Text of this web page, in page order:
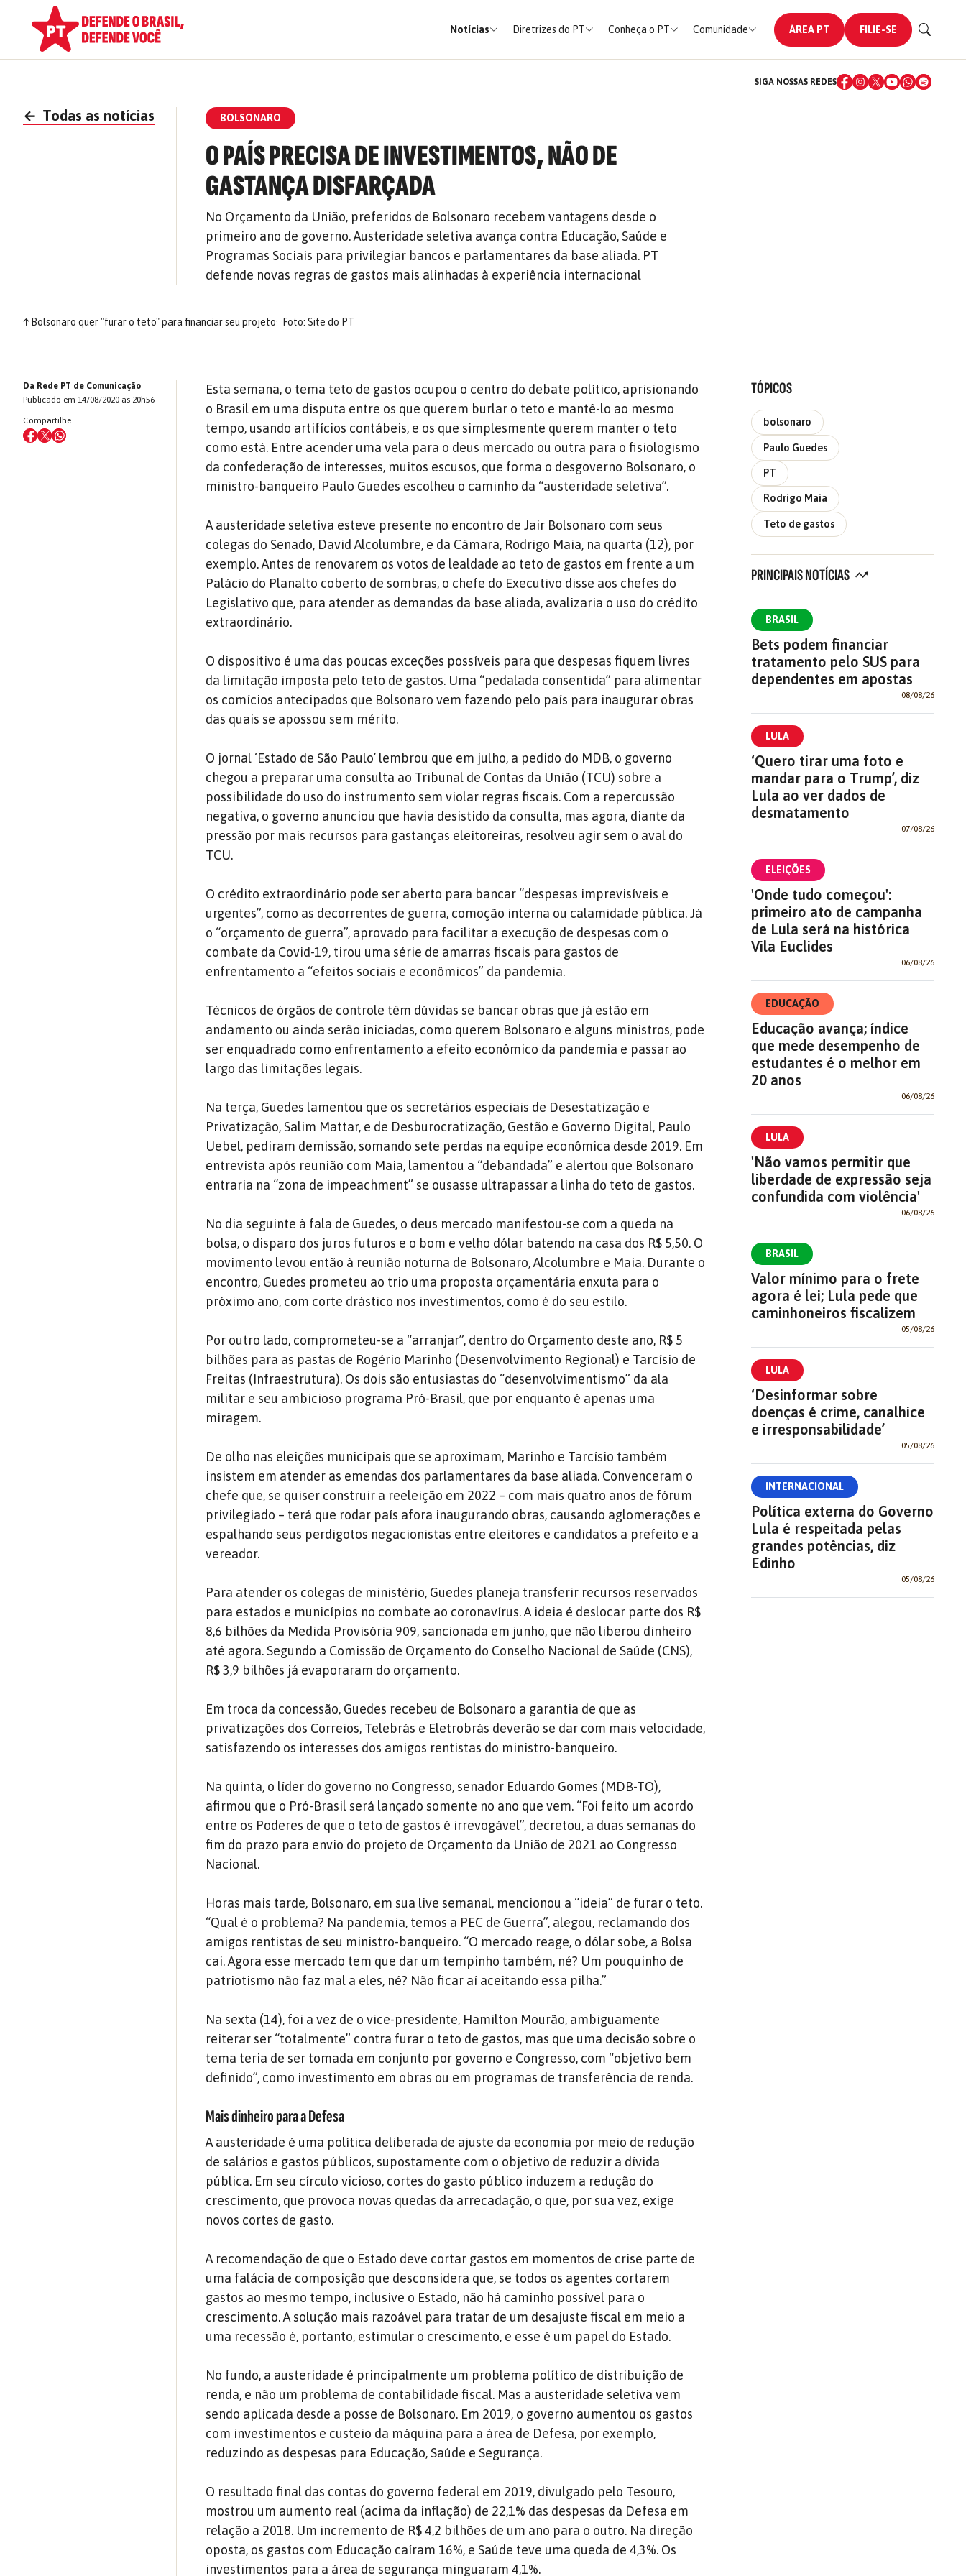
Notícias Diretrizes do PT Conheça o PT Comunidade ÁREA PT FILIE-SE
SIGA NOSSAS REDES
← Todas as notícias BOLSONARO
O PAÍS PRECISA DE INVESTIMENTOS, NÃO DE
GASTANÇA DISFARÇADA
No Orçamento da União, preferidos de Bolsonaro recebem vantagens desde o
primeiro ano de governo. Austeridade seletiva avança contra Educação, Saúde e
Programas Sociais para privilegiar bancos e parlamentares da base aliada. PT
defende novas regras de gastos mais alinhadas à experiência internacional
↑Bolsonaro quer "furar o teto" para financiar seu projeto Foto: Site do PT
Da Rede PT de Comunicação
Publicado em 14/08/2020 às 20h56
Compartilhe
Esta semana, o tema teto de gastos ocupou o centro do debate político, aprisionando
o Brasil em uma disputa entre os que querem burlar o teto e mantê-lo ao mesmo
tempo, usando artifícios contábeis, e os que simplesmente querem manter o teto
como está. Entre acender uma vela para o deus mercado ou outra para o fisiologismo
da confederação de interesses, muitos escusos, que forma o desgoverno Bolsonaro, o
ministro-banqueiro Paulo Guedes escolheu o caminho da “austeridade seletiva”.
A austeridade seletiva esteve presente no encontro de Jair Bolsonaro com seus
colegas do Senado, David Alcolumbre, e da Câmara, Rodrigo Maia, na quarta (12), por
exemplo. Antes de renovarem os votos de lealdade ao teto de gastos em frente a um
Palácio do Planalto coberto de sombras, o chefe do Executivo disse aos chefes do
Legislativo que, para atender as demandas da base aliada, avalizaria o uso do crédito
extraordinário.
O dispositivo é uma das poucas exceções possíveis para que despesas fiquem livres
da limitação imposta pelo teto de gastos. Uma “pedalada consentida” para alimentar
os comícios antecipados que Bolsonaro vem fazendo pelo país para inaugurar obras
das quais se apossou sem mérito.
O jornal ‘Estado de São Paulo’ lembrou que em julho, a pedido do MDB, o governo
chegou a preparar uma consulta ao Tribunal de Contas da União (TCU) sobre a
possibilidade do uso do instrumento sem violar regras fiscais. Com a repercussão
negativa, o governo anunciou que havia desistido da consulta, mas agora, diante da
pressão por mais recursos para gastanças eleitoreiras, resolveu agir sem o aval do
TCU.
O crédito extraordinário pode ser aberto para bancar “despesas imprevisíveis e
urgentes”, como as decorrentes de guerra, comoção interna ou calamidade pública. Já
o “orçamento de guerra”, aprovado para facilitar a execução de despesas com o
combate da Covid-19, tirou uma série de amarras fiscais para gastos de
enfrentamento a “efeitos sociais e econômicos” da pandemia.
Técnicos de órgãos de controle têm dúvidas se bancar obras que já estão em
andamento ou ainda serão iniciadas, como querem Bolsonaro e alguns ministros, pode
ser enquadrado como enfrentamento a efeito econômico da pandemia e passar ao
largo das limitações legais.
Na terça, Guedes lamentou que os secretários especiais de Desestatização e
Privatização, Salim Mattar, e de Desburocratização, Gestão e Governo Digital, Paulo
Uebel, pediram demissão, somando sete perdas na equipe econômica desde 2019. Em
entrevista após reunião com Maia, lamentou a “debandada” e alertou que Bolsonaro
entraria na “zona de impeachment” se ousasse ultrapassar a linha do teto de gastos.
No dia seguinte à fala de Guedes, o deus mercado manifestou-se com a queda na
bolsa, o disparo dos juros futuros e o bom e velho dólar batendo na casa dos R$ 5,50. O
movimento levou então à reunião noturna de Bolsonaro, Alcolumbre e Maia. Durante o
encontro, Guedes prometeu ao trio uma proposta orçamentária enxuta para o
próximo ano, com corte drástico nos investimentos, como é do seu estilo.
Por outro lado, comprometeu-se a “arranjar”, dentro do Orçamento deste ano, R$ 5
bilhões para as pastas de Rogério Marinho (Desenvolvimento Regional) e Tarcísio de
Freitas (Infraestrutura). Os dois são entusiastas do “desenvolvimentismo” da ala
militar e seu ambicioso programa Pró-Brasil, que por enquanto é apenas uma
miragem.
De olho nas eleições municipais que se aproximam, Marinho e Tarcísio também
insistem em atender as emendas dos parlamentares da base aliada. Convenceram o
chefe que, se quiser construir a reeleição em 2022 – com mais quatro anos de fórum
privilegiado – terá que rodar país afora inaugurando obras, causando aglomerações e
espalhando seus perdigotos negacionistas entre eleitores e candidatos a prefeito e a
vereador.
Para atender os colegas de ministério, Guedes planeja transferir recursos reservados
para estados e municípios no combate ao coronavírus. A ideia é deslocar parte dos R$
8,6 bilhões da Medida Provisória 909, sancionada em junho, que não liberou dinheiro
até agora. Segundo a Comissão de Orçamento do Conselho Nacional de Saúde (CNS),
R$ 3,9 bilhões já evaporaram do orçamento.
Em troca da concessão, Guedes recebeu de Bolsonaro a garantia de que as
privatizações dos Correios, Telebrás e Eletrobrás deverão se dar com mais velocidade,
satisfazendo os interesses dos amigos rentistas do ministro-banqueiro.
Na quinta, o líder do governo no Congresso, senador Eduardo Gomes (MDB-TO),
afirmou que o Pró-Brasil será lançado somente no ano que vem. “Foi feito um acordo
entre os Poderes de que o teto de gastos é irrevogável”, decretou, a duas semanas do
fim do prazo para envio do projeto de Orçamento da União de 2021 ao Congresso
Nacional.
Horas mais tarde, Bolsonaro, em sua live semanal, mencionou a “ideia” de furar o teto.
“Qual é o problema? Na pandemia, temos a PEC de Guerra”, alegou, reclamando dos
amigos rentistas de seu ministro-banqueiro. “O mercado reage, o dólar sobe, a Bolsa
cai. Agora esse mercado tem que dar um tempinho também, né? Um pouquinho de
patriotismo não faz mal a eles, né? Não ficar aí aceitando essa pilha.”
Na sexta (14), foi a vez de o vice-presidente, Hamilton Mourão, ambiguamente
reiterar ser “totalmente” contra furar o teto de gastos, mas que uma decisão sobre o
tema teria de ser tomada em conjunto por governo e Congresso, com “objetivo bem
definido”, como investimento em obras ou em programas de transferência de renda.
Mais dinheiro para a Defesa
A austeridade é uma política deliberada de ajuste da economia por meio de redução
de salários e gastos públicos, supostamente com o objetivo de reduzir a dívida
pública. Em seu círculo vicioso, cortes do gasto público induzem a redução do
crescimento, que provoca novas quedas da arrecadação, o que, por sua vez, exige
novos cortes de gasto.
A recomendação de que o Estado deve cortar gastos em momentos de crise parte de
uma falácia de composição que desconsidera que, se todos os agentes cortarem
gastos ao mesmo tempo, inclusive o Estado, não há caminho possível para o
crescimento. A solução mais razoável para tratar de um desajuste fiscal em meio a
uma recessão é, portanto, estimular o crescimento, e esse é um papel do Estado.
No fundo, a austeridade é principalmente um problema político de distribuição de
renda, e não um problema de contabilidade fiscal. Mas a austeridade seletiva vem
sendo aplicada desde a posse de Bolsonaro. Em 2019, o governo aumentou os gastos
com investimentos e custeio da máquina para a área de Defesa, por exemplo,
reduzindo as despesas para Educação, Saúde e Segurança.
O resultado final das contas do governo federal em 2019, divulgado pelo Tesouro,
mostrou um aumento real (acima da inflação) de 22,1% das despesas da Defesa em
relação a 2018. Um incremento de R$ 4,2 bilhões de um ano para o outro. Na direção
oposta, os gastos com Educação caíram 16%, e Saúde teve uma queda de 4,3%. Os
investimentos para a área de segurança minguaram 4,1%.
TÓPICOS
bolsonaro
Paulo Guedes
PT
Rodrigo Maia
Teto de gastos
PRINCIPAIS NOTÍCIAS
BRASIL
Bets podem financiar
tratamento pelo SUS para
dependentes em apostas
08/08/26
LULA
‘Quero tirar uma foto e
mandar para o Trump’, diz
Lula ao ver dados de
desmatamento
07/08/26
ELEIÇÕES
'Onde tudo começou':
primeiro ato de campanha
de Lula será na histórica
Vila Euclides
06/08/26
EDUCAÇÃO
Educação avança; índice
que mede desempenho de
estudantes é o melhor em
20 anos
06/08/26
LULA
'Não vamos permitir que
liberdade de expressão seja
confundida com violência'
06/08/26
BRASIL
Valor mínimo para o frete
agora é lei; Lula pede que
caminhoneiros fiscalizem
05/08/26
LULA
‘Desinformar sobre
doenças é crime, canalhice
e irresponsabilidade’
05/08/26
INTERNACIONAL
Política externa do Governo
Lula é respeitada pelas
grandes potências, diz
Edinho
05/08/26